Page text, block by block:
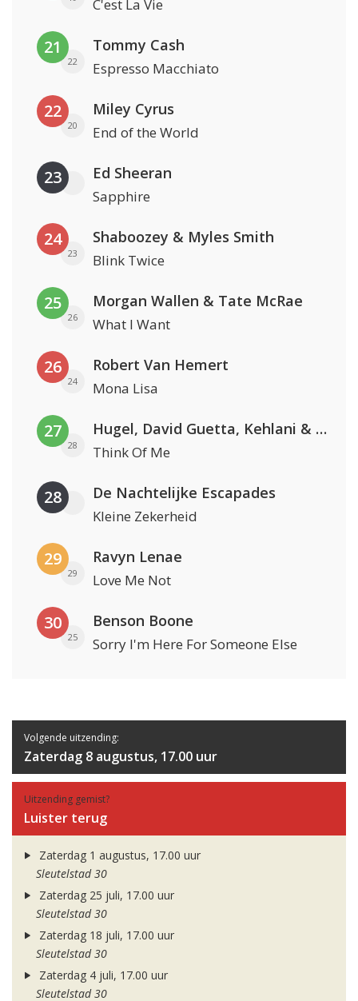
C'est La Vie
21
22
Tommy Cash
Espresso Macchiato
22
20
Miley Cyrus
End of the World
23 Ed Sheeran
Sapphire
24
23
Shaboozey & Myles Smith
Blink Twice
25
26
Morgan Wallen & Tate McRae
What I Want
26
24
Robert Van Hemert
Mona Lisa
27
28
Hugel, David Guetta, Kehlani & Daecolm
Think Of Me
28 De Nachtelijke Escapades
Kleine Zekerheid
29
29
Ravyn Lenae
Love Me Not
30
25
Benson Boone
Sorry I'm Here For Someone Else
Volgende uitzending:
Zaterdag 8 augustus, 17.00 uur
Uitzending gemist?
Luister terug
Zaterdag 1 augustus, 17.00 uur
Sleutelstad 30
Zaterdag 25 juli, 17.00 uur
Sleutelstad 30
Zaterdag 18 juli, 17.00 uur
Sleutelstad 30
Zaterdag 4 juli, 17.00 uur
Sleutelstad 30